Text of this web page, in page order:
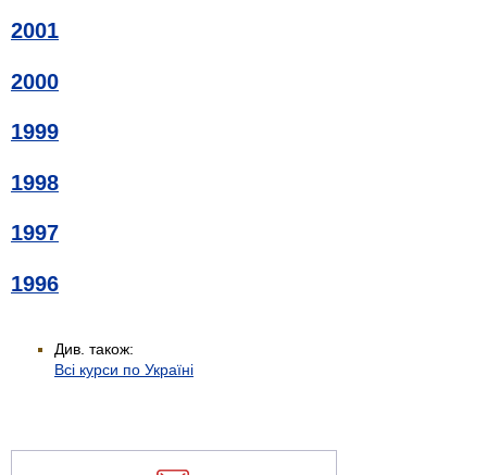
2001
2000
1999
1998
1997
1996
Див. також:
Всі курси по Україні